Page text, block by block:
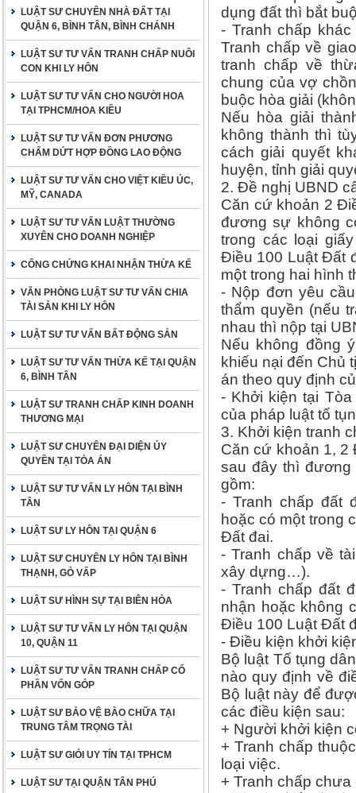
LUẬT SƯ CHUYÊN NHÀ ĐẤT TẠI
QUẬN 6, BÌNH TÂN, BÌNH CHÁNH
LUẬT SƯ TƯ VẤN TRANH CHẤP NUÔI
CON KHI LY HÔN
LUẬT SƯ TƯ VẤN CHO NGƯỜI HOA
TẠI TPHCM/HOA KIỀU
LUẬT SƯ TƯ VẤN ĐƠN PHƯƠNG
CHẤM DỨT HỢP ĐỒNG LAO ĐỘNG
LUẬT SƯ TƯ VẤN CHO VIỆT KIỀU ÚC,
MỸ, CANADA
LUẬT SƯ TƯ VẤN LUẬT THƯỜNG
XUYÊN CHO DOANH NGHIỆP
CÔNG CHỨNG KHAI NHẬN THỪA KẾ
VĂN PHÒNG LUẬT SƯ TƯ VẤN CHIA
TÀI SẢN KHI LY HÔN
LUẬT SƯ TƯ VẤN BẤT ĐỘNG SẢN
LUẬT SƯ TƯ VẤN THỪA KẾ TẠI QUẬN
6, BÌNH TÂN
LUẬT SƯ TRANH CHẤP KINH DOANH
THƯƠNG MẠI
LUẬT SƯ CHUYÊN ĐẠI DIỆN ỦY
QUYỀN TẠI TÒA ÁN
LUẬT SƯ TƯ VẤN LY HÔN TẠI BÌNH
TÂN
LUẬT SƯ LY HÔN TẠI QUẬN 6
LUẬT SƯ CHUYÊN LY HÔN TẠI BÌNH
THẠNH, GÒ VẤP
LUẬT SƯ HÌNH SỰ TẠI BIÊN HÒA
LUẬT SƯ TƯ VẤN LY HÔN TẠI QUẬN
10, QUẬN 11
LUẬT SƯ TƯ VẤN TRANH CHẤP CỐ
PHẦN VỐN GÓP
LUẬT SƯ BẢO VỆ BÀO CHỮA TẠI
TRUNG TÂM TRỌNG TÀI
LUẬT SƯ GIỎI UY TÍN TẠI TPHCM
LUẬT SƯ TẠI QUẬN TÂN PHÚ
dụng đất thì bắt
- Tranh chấp
Tranh chấp về
tranh chấp về
chung của vợ
buộc hòa giải
Nếu hòa giải
không thành thì
cách giải quyết
huyện, tỉnh giải
2. Đề nghị UBND
Căn cứ khoản 2
đương sự không
trong các loại
Điều 100 Luật Đất
một trong hai hình
- Nộp đơn yêu
thẩm quyền (nếu
nhau thì nộp tại
Nếu không đồng
khiếu nại đến Chủ
án theo quy định
- Khởi kiện tại
của pháp luật tố
3. Khởi kiện tranh
Căn cứ khoản 1, 2
sau đây thì
gồm:
- Tranh chấp đất
hoặc có một trong
Đất đai.
- Tranh chấp về
xây dựng…).
- Tranh chấp đất
nhận hoặc không
Điều 100 Luật Đất
- Điều kiện khởi
Bộ luật Tố tụng
nào quy định về
Bộ luật này để
các điều kiện sau:
+ Người khởi kiện
+ Tranh chấp
loại việc.
+ Tranh chấp